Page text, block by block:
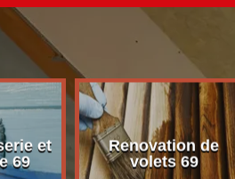
et
69
Renovation de
volets 69